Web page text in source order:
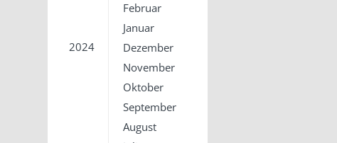
Februar
Januar
2024
Dezember
November
Oktober
September
August